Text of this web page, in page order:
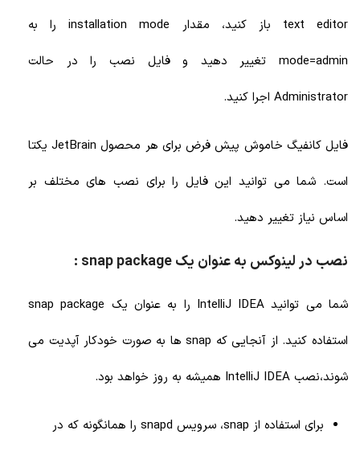
text editor باز کنید، مقدار installation mode را به
mode=admin تغییر دهید و فایل نصب را در حالت
Administrator اجرا کنید.
فایل کانفیگ خاموش پیش فرض برای هر محصول JetBrain
یکتا
است. شما می توانید این فایل را برای نصب های مختلف بر
اساس نیاز تغییر دهید.
نصب در لینوکس به عنوان یک snap package :
شما می توانید IntelliJ IDEA را به عنوان یک snap package
استفاده کنید. از آنجایی که snap ها به صورت خودکار آپدیت می
شوند،نصب IntelliJ IDEA همیشه به روز خواهد بود.
برای استفاده از snap، سرویس snapd را همانگونه که در